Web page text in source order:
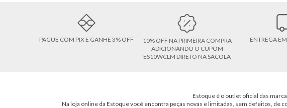
PAGUE COM PIX E GANHE 3% OFF
10% OFF NA PRIMEIRA COMPRA
ADICIONANDO O CUPOM
ES10WCLM DIRETO NA SACOLA
ENTREGA
Estoque é o outlet oficial das
Na loja online da Estoque você encontra peças novas e limitadas, sem defeitos, de